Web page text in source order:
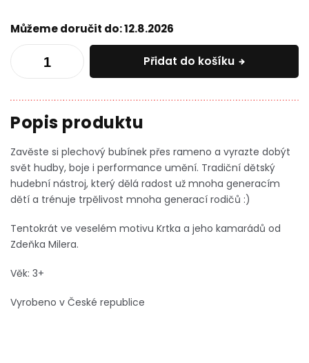
Můžeme doručit do:12.8.2026
Přidat do košíku
Zavěste si plechový bubínek přes rameno a vyrazte dobýt
svět hudby, boje i performance umění. Tradiční dětský
hudební nástroj, který dělá radost už mnoha generacím
dětí a trénuje trpělivost mnoha generací rodičů :)
Tentokrát ve veselém motivu Krtka a jeho kamarádů od
Zdeňka Milera.
Věk: 3+
Vyrobeno v České republice